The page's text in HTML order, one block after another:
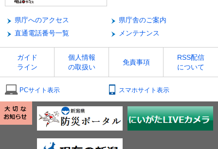
県庁へのアクセス
県庁舎のご案内
直通電話番号一覧
メンテナンス
ガイド
ライン
個人情報
の取扱い
免責事項
RSS配信
について
PCサイト表示 スマホサイト表示